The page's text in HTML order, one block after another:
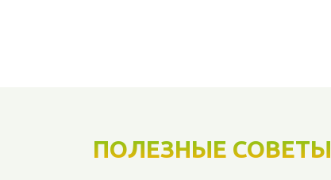
ПОЛЕЗНЫЕ СОВЕТЫ